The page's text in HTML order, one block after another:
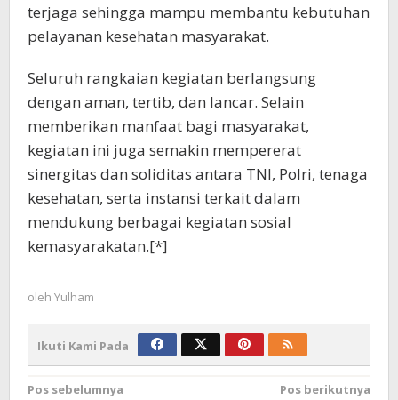
terjaga sehingga mampu membantu kebutuhan
pelayanan kesehatan masyarakat.
Seluruh rangkaian kegiatan berlangsung
dengan aman, tertib, dan lancar. Selain
memberikan manfaat bagi masyarakat,
kegiatan ini juga semakin mempererat
sinergitas dan soliditas antara TNI, Polri, tenaga
kesehatan, serta instansi terkait dalam
mendukung berbagai kegiatan sosial
kemasyarakatan.[*]
oleh Yulham
Ikuti Kami Pada
Navigasi
Pos sebelumnya
Pos berikutnya